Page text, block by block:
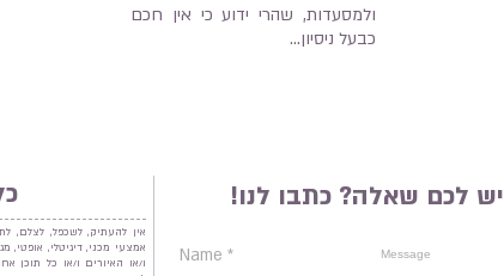
ולמסעדות, שהרי ידוע כי אין חכם
כבעל ניסיון...
אין להעתיק, לשכפל, לצלם,
אמצעי מכני, דיגיטלי,
ו/או האיורים ו/או כל תוכן
יש לכם שאלה? כתבו לנו!